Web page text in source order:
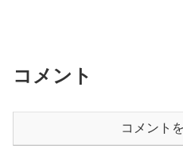
コメント
コメント